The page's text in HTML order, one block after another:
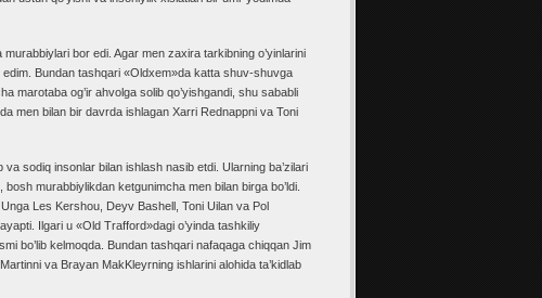
bor edi. Agar men zaxira tarkibning o’yinlarini
Bundan tashqari «Oldxem»da katta shuv-shuvga
marotaba og’ir ahvolga solib qo’yishgandi, shu sababli
men bilan bir davrda ishlagan Xarri Rednappni va Toni
sodiq insonlar bilan ishlash nasib etdi. Ularning ba’zilari
murabbiylikdan ketgunimcha men bilan birga bo’ldi.
Les Kershou, Deyv Bashell, Toni Uilan va Pol
Ilgari u «Old Trafford»dagi o’yinda tashkiliy
bo’lib kelmoqda. Bundan tashqari nafaqaga chiqqan Jim
va Brayan MakKleyrning ishlarini alohida ta’kidlab